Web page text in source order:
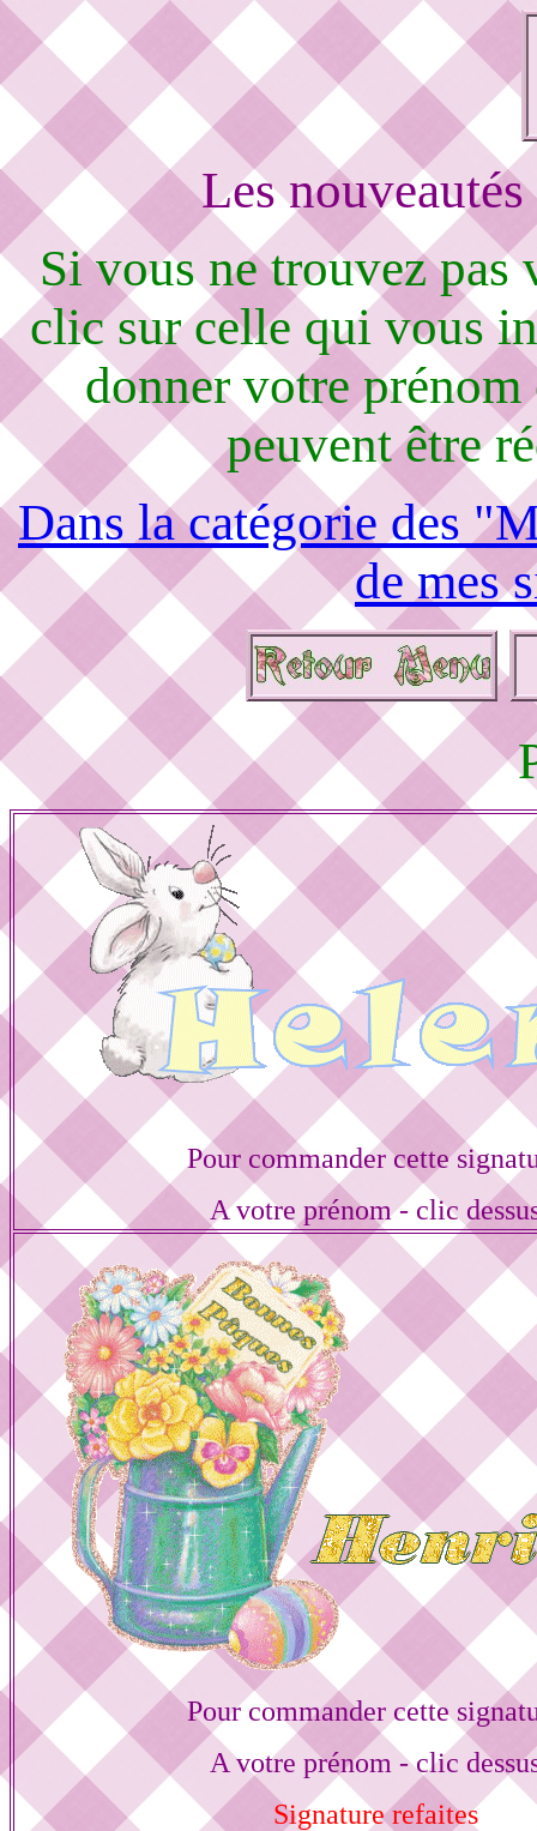
Les
Si vous ne trouvez pas
clic sur celle qui vous
donner votre
peuvent être
Dans la catégorie des
de mes
Pour commander cette
A votre prénom - clic
Pour commander cette
A votre prénom - clic
Signature refaites